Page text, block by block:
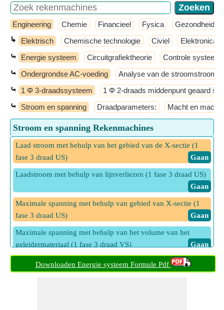
Engineering Chemie Financieel Fysica Gezondheid
↳ Elektrisch Chemische technologie Civiel Elektronica
⤿ Energie systeem Circuitgrafiektheorie Controle systeem
⤿ Ondergrondse AC-voeding Analyse van de stroomstroom
⤿ 1 Φ 3-draadssysteem 1 Φ 2-draads middenpunt geaard
⤿ Stroom en spanning Draadparameters: Macht en
Stroom en spanning Rekenmachines
Laad stroom met behulp van het gebied van de X-sectie (1
fase 3 draad US)
​ Gaan
Laadstroom met behulp van lijnverliezen (1 fase 3 draad US)
​ Gaan
Maximale spanning met behulp van gebied van X-sectie (1
fase 3 draad US)
​ Gaan
Maximale spanning met behulp van het volume van het
geleidermateriaal (1 fase 3 draad VS)
​ Gaan
Maximale spanning met behulp van lijnverliezen (1 fase 3
draad US)
​ Gaan
Downloaden Energie systeem Formule Pdf